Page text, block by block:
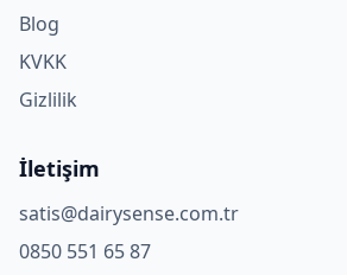
Blog
KVKK
Gizlilik
İletişim
satis@dairysense.com.tr
0850 551 65 87